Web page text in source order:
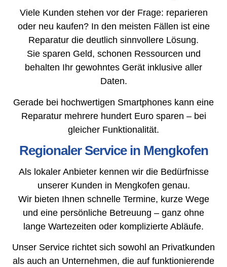
Viele Kunden stehen vor der Frage: reparieren
oder neu kaufen? In den meisten Fällen ist eine
Reparatur die deutlich sinnvollere Lösung.
Sie sparen Geld, schonen Ressourcen und
behalten Ihr gewohntes Gerät inklusive aller
Daten.
Gerade bei hochwertigen Smartphones kann eine
Reparatur mehrere hundert Euro sparen – bei
gleicher Funktionalität.
Regionaler Service in Mengkofen
Als lokaler Anbieter kennen wir die Bedürfnisse
unserer Kunden in Mengkofen genau.
Wir bieten Ihnen schnelle Termine, kurze Wege
und eine persönliche Betreuung – ganz ohne
lange Wartezeiten oder komplizierte Abläufe.
Unser Service richtet sich sowohl an Privatkunden
als auch an Unternehmen, die auf funktionierende